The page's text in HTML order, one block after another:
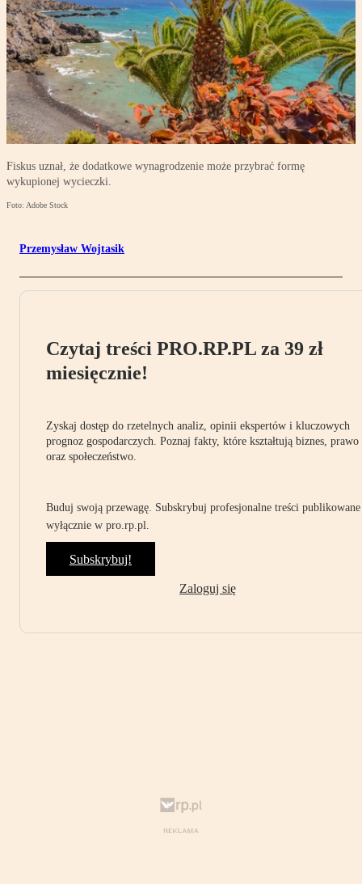
Fiskus uznał, że dodatkowe wynagrodzenie może przybrać formę
wykupionej wycieczki.
Foto: Adobe Stock
Przemysław Wojtasik
Czytaj treści PRO.RP.PL za 39 zł
miesięcznie!
Zyskaj dostęp do rzetelnych analiz, opinii ekspertów i kluczowych
prognoz gospodarczych. Poznaj fakty, które kształtują biznes, prawo
oraz społeczeństwo.
Buduj swoją przewagę. Subskrybuj profesjonalne treści publikowane
wyłącznie w pro.rp.pl.
Subskrybuj!
Zaloguj się